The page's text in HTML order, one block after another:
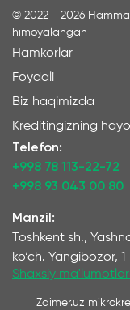
© 2022 - 2026
himoyalangan
Hamkorlar
Foydali
Biz haqimizda
Kreditingizning
Telefon:
+998 78 113-22-72
+998 93 043 00 80
Manzil:
Toshkent sh.,
ko‘ch. Yangibozor, 1
Shaxsiy
Zaimer.uz